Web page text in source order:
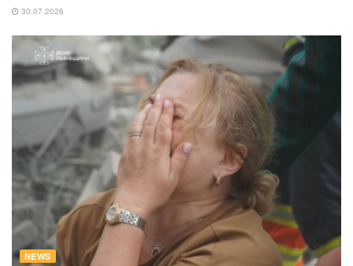
30.07.2026
NEWS